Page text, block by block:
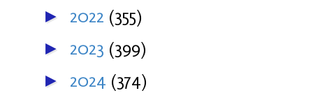
► 2022 (355)
► 2023 (399)
► 2024 (374)